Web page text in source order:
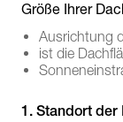
Größe Ihrer
Ausrichtung
ist die
1. Standort der